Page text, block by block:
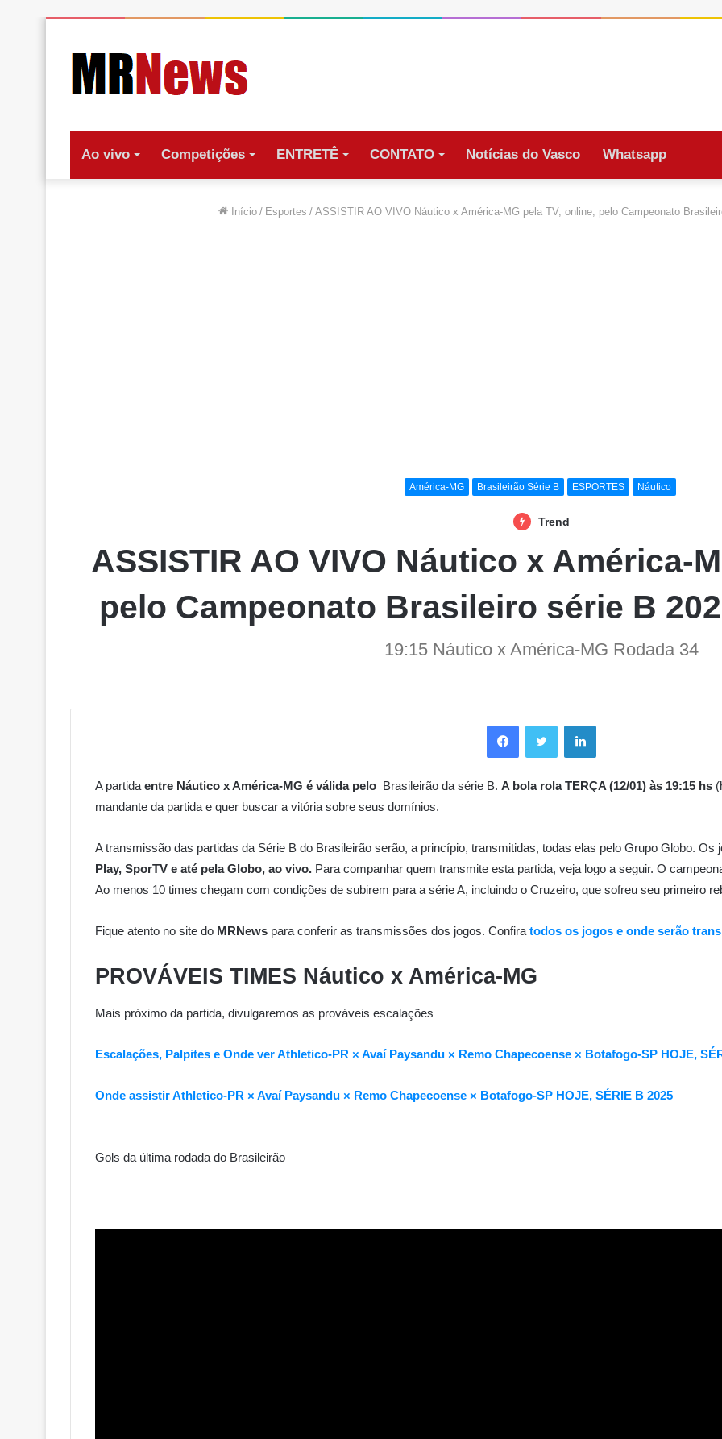
Ao vivo Competições ENTRETÊ CONTATO Notícias do Vasco Whatsapp
Início / Esportes / ASSISTIR AO VIVO Náutico x América-MG pela TV, online, pelo Campeonato
América-MG Brasileirão Série B ESPORTES Náutico
Trend
ASSISTIR AO VIVO Náutico x América-
pelo Campeonato Brasileiro série B
19:15 Náutico x América-MG Rodada 34
FacebookTwitter Linkedin
A partida entre Náutico x América-MG é válida pelo Brasileirão da série B. A bola rola TERÇA (12/01) às 19:15 hs
mandante da partida e quer buscar a vitória sobre seus domínios.
A transmissão das partidas da Série B do Brasileirão serão, a princípio, transmitidas, todas elas pelo Grupo Globo.
Play, SporTV e até pela Globo, ao vivo. Para companhar quem transmite esta partida, veja logo a seguir. O
Ao menos 10 times chegam com condições de subirem para a série A, incluindo o Cruzeiro, que sofreu seu primeiro
Fique atento no site do MRNews para conferir as transmissões dos jogos. Confira todos os jogos e onde serão
PROVÁVEIS TIMES Náutico x América-MG
Mais próximo da partida, divulgaremos as prováveis escalações
Escalações, Palpites e Onde ver Athletico-PR × Avaí Paysandu × Remo Chapecoense × Botafogo-SP HOJE,
Onde assistir Athletico-PR × Avaí Paysandu × Remo Chapecoense × Botafogo-SP HOJE, SÉRIE B 2025
Gols da última rodada do Brasileirão